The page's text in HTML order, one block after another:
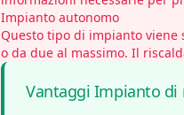
Impianto autonomo
Questo tipo di impianto
o da due al massimo. Il
Vantaggi Impianto